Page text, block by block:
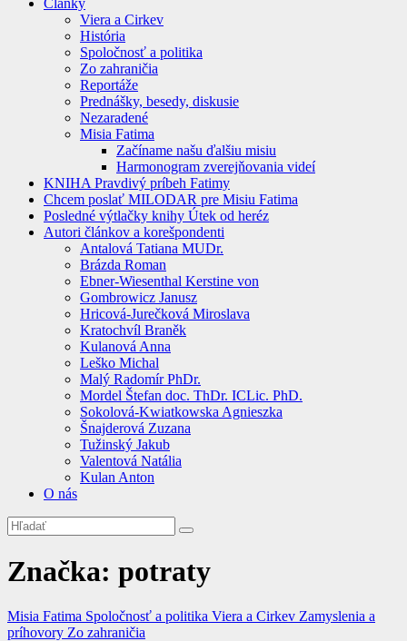
Články
Viera a Cirkev
História
Spoločnosť a politika
Zo zahraničia
Reportáže
Prednášky, besedy, diskusie
Nezaradené
Misia Fatima
Začíname našu ďalšiu misiu
Harmonogram zverejňovania videí
KNIHA Pravdivý príbeh Fatimy
Chcem poslať MILODAR pre Misiu Fatima
Posledné výtlačky knihy Útek od heréz
Autori článkov a korešpondenti
Antalová Tatiana MUDr.
Brázda Roman
Ebner-Wiesenthal Kerstine von
Gombrowicz Janusz
Hricová-Jurečková Miroslava
Kratochvíl Braněk
Kulanová Anna
Leško Michal
Malý Radomír PhDr.
Mordel Štefan doc. ThDr. ICLic. PhD.
Sokolová-Kwiatkowska Agnieszka
Šnajderová Zuzana
Tužinský Jakub
Valentová Natália
Kulan Anton
O nás
Značka: potraty
Misia Fatima Spoločnosť a politika Viera a Cirkev Zamyslenia a
príhovory Zo zahraničia